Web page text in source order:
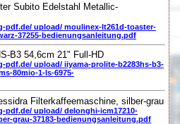
Subito Edelstahl Metallic-
upload/ moulinex-lt261d-toaster-
37255-bedienungsanleitung.pdf
B3 54,6cm 21" Full-HD
upload/ iiyama-prolite-b2283hs-b3-
80mio-1-ls-6975-
Filterkaffeemaschine, silber-grau
upload/ delonghi-icm17210-
grau-37183-bedienungsanleitung.pdf